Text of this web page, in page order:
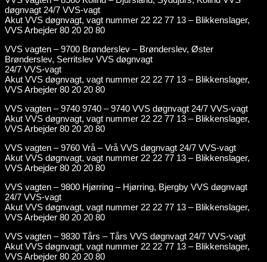
døgnvagt 24/7 VVS-vagt
Akut VVS døgnvagt, vagt nummer 22 22 77 13 – Blikkenslager,
VVS Arbejder 80 20 20 80
VVS vagten – 9700 Brønderslev – Brønderslev, Øster
Brønderslev, Serritslev VVS døgnvagt
24/7 VVS-vagt
Akut VVS døgnvagt, vagt nummer 22 22 77 13 – Blikkenslager,
VVS Arbejder 80 20 20 80
VVS vagten – 9740 9740 – 9740 VVS døgnvagt 24/7 VVS-vagt
Akut VVS døgnvagt, vagt nummer 22 22 77 13 – Blikkenslager,
VVS Arbejder 80 20 20 80
VVS vagten – 9760 Vrå – Vrå VVS døgnvagt 24/7 VVS-vagt
Akut VVS døgnvagt, vagt nummer 22 22 77 13 – Blikkenslager,
VVS Arbejder 80 20 20 80
VVS vagten – 9800 Hjørring – Hjørring, Bjergby VVS døgnvagt
24/7 VVS-vagt
Akut VVS døgnvagt, vagt nummer 22 22 77 13 – Blikkenslager,
VVS Arbejder 80 20 20 80
VVS vagten – 9830 Tårs – Tårs VVS døgnvagt 24/7 VVS-vagt
Akut VVS døgnvagt, vagt nummer 22 22 77 13 – Blikkenslager,
VVS Arbejder 80 20 20 80